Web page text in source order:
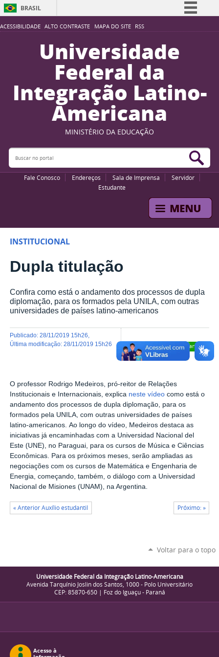
ACESSIBILIDADE ALTO CONTRASTE MAPA DO SITE RSS
BRASIL
Simplifique!
Participe
Acesso à informação
Legislação
Canais
Universidade
Federal da
Integração Latino-
Americana
MINISTÉRIO DA EDUCAÇÃO
Buscar no portal
Fale Conosco Endereços Sala de Imprensa
Servidor
Estudante
INSTITUCIONAL
Dupla titulação
Confira como está o andamento dos processos de dupla
diplomação, para os formados pela UNILA, com outras
universidades de países latino-americanos
Compartilhar
publicado: 28/11/2019 15h26
última modificação: 28/11/2019 15h26
O professor Rodrigo Medeiros, pró-reitor de Relações
Institucionais e Internacionais, explica neste vídeo como está o
andamento dos processos de dupla diplomação, para os
formados pela UNILA, com outras universidades de países
latino-americanos. Ao longo do vídeo, Medeiros destaca as
iniciativas já encaminhadas com a Universidad Nacional del
Este (UNE), no Paraguai, para os cursos de Música e Ciências
Econômicas. Para os próximos meses, serão ampliadas as
negociações com os cursos de Matemática e Engenharia de
Energia, começando, também, o diálogo com a Universidad
Nacional de Misiones (UNAM), na Argentina.
« Anterior Auxílio estudantil Próximo: »
Voltar para o topo
Universidade Federal da Integração Latino-Americana
Avenida Tarquínio Joslin dos Santos, 1000 - Polo Universitário
CEP: 85870-650 | Foz do Iguaçu - Paraná